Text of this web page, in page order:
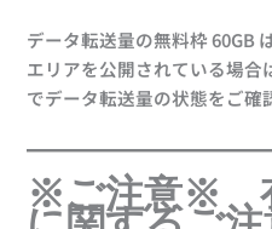
データ転送量の無料枠 60GB
エリアを公開されている場
でデータ転送量の状態をご確
※ご注意※